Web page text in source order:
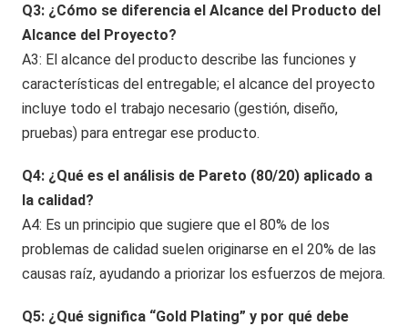
Q3: ¿Cómo se diferencia el Alcance del Producto del
Alcance del Proyecto?
A3: El alcance del producto describe las funciones y
características del entregable; el alcance del proyecto
incluye todo el trabajo necesario (gestión, diseño,
pruebas) para entregar ese producto.
Q4: ¿Qué es el análisis de Pareto (80/20) aplicado a
la calidad?
A4: Es un principio que sugiere que el 80% de los
problemas de calidad suelen originarse en el 20% de las
causas raíz, ayudando a priorizar los esfuerzos de mejora.
Q5: ¿Qué significa “Gold Plating” y por qué debe